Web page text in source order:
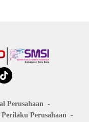
Perusahaan
Perusahaan